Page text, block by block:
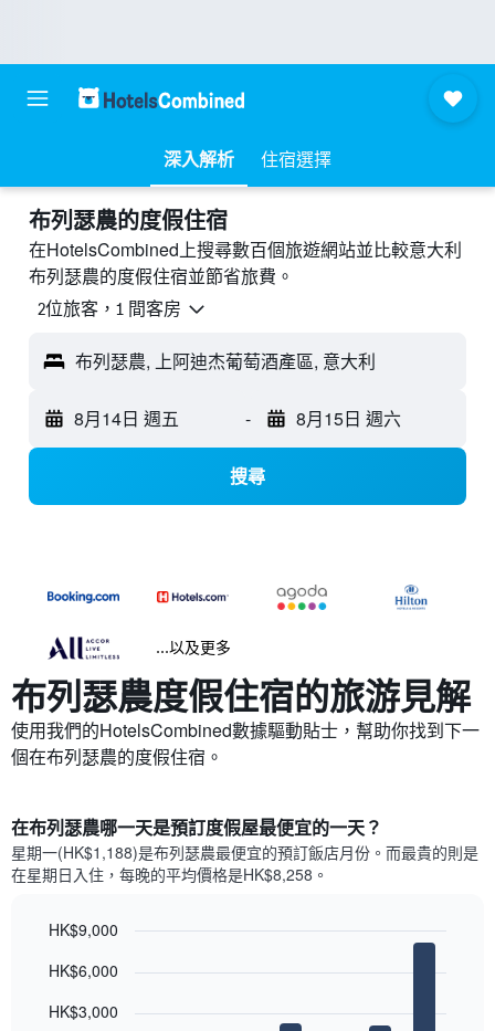
深入解析 住宿選擇
布列瑟農的度假住宿
在HotelsCombined上搜尋數百個旅遊網站並比較意大利
布列瑟農的度假住宿並節省旅費。
2位旅客，1 間客房
布列瑟農, 上阿迪杰葡萄酒產區, 意大利
8月14日 週五 - 8月15日 週六
搜尋
...以及更多
布列瑟農​度假住宿的旅游見解
使用我們的HotelsCombined數據驅動貼士，幫助你找到下一
個在布列瑟農​的度假住宿。
在布列瑟農哪一天是預訂度假屋最便宜的一天？
星期一(HK$1,188)是布列瑟農​最便宜的預訂飯店月份。而最貴的則是
在星期日​入住，每晚的平均價格是HK$8,258​​。
chart
graphic.
HK$3,000
HK$6,000
HK$9,000